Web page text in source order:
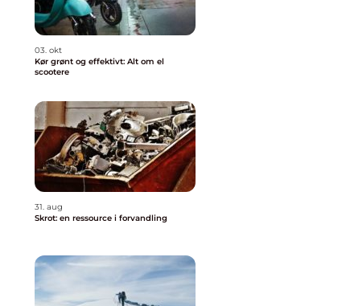
03. okt
Kør grønt og effektivt: Alt om el
scootere
31. aug
Skrot: en ressource i forvandling